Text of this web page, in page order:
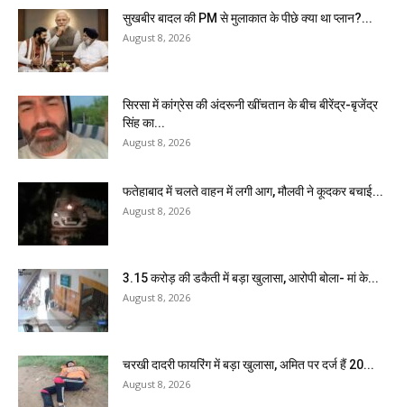
सुखबीर बादल की PM से मुलाकात के पीछे क्या था प्लान?...
August 8, 2026
सिरसा में कांग्रेस की अंदरूनी खींचतान के बीच बीरेंद्र-बृजेंद्र
सिंह का...
August 8, 2026
फतेहाबाद में चलते वाहन में लगी आग, मौलवी ने कूदकर बचाई...
August 8, 2026
₹3.15 करोड़ की डकैती में बड़ा खुलासा, आरोपी बोला- मां के...
August 8, 2026
चरखी दादरी फायरिंग में बड़ा खुलासा, अमित पर दर्ज हैं 20...
August 8, 2026